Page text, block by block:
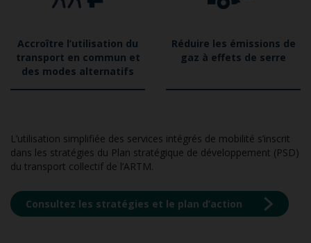
Accroître l’utilisation du
transport en commun et
des modes alternatifs
Réduire les émissions de
gaz à effets de serre
L’utilisation simplifiée des services intégrés de mobilité s’inscrit
dans les stratégies du Plan stratégique de développement (PSD)
du transport collectif de l’ARTM.
Consultez les stratégies et le plan d’action